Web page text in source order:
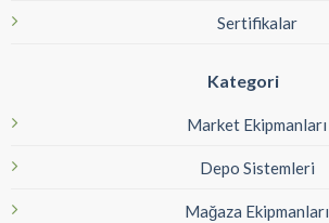
Sertifikalar
Kategori
Market Ekipmanları
Depo Sistemleri
Mağaza Ekipmanları